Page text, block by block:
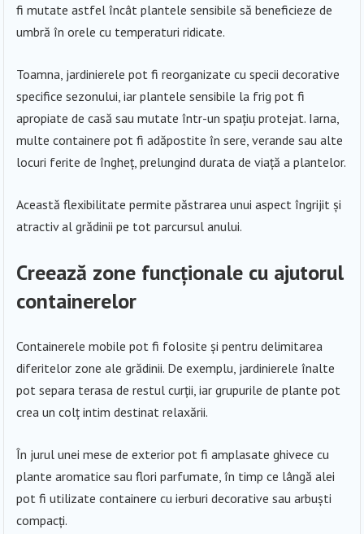
fi mutate astfel încât plantele sensibile să beneficieze de
umbră în orele cu temperaturi ridicate.
Toamna, jardinierele pot fi reorganizate cu specii decorative
specifice sezonului, iar plantele sensibile la frig pot fi
apropiate de casă sau mutate într-un spațiu protejat. Iarna,
multe containere pot fi adăpostite în sere, verande sau alte
locuri ferite de îngheț, prelungind durata de viață a plantelor.
Această flexibilitate permite păstrarea unui aspect îngrijit și
atractiv al grădinii pe tot parcursul anului.
Creează zone funcționale cu ajutorul
containerelor
Containerele mobile pot fi folosite și pentru delimitarea
diferitelor zone ale grădinii. De exemplu, jardinierele înalte
pot separa terasa de restul curții, iar grupurile de plante pot
crea un colț intim destinat relaxării.
În jurul unei mese de exterior pot fi amplasate ghivece cu
plante aromatice sau flori parfumate, în timp ce lângă alei
pot fi utilizate containere cu ierburi decorative sau arbuști
compacți.